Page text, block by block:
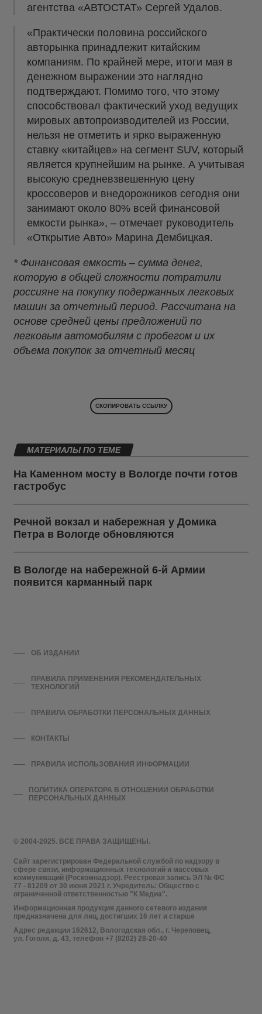
агентства «АВТОСТАТ» Сергей Удалов.
«Практически половина российского
авторынка принадлежит китайским
компаниям. По крайней мере, итоги мая в
денежном выражении это наглядно
подтверждают. Помимо того, что этому
способствовал фактический уход ведущих
мировых автопроизводителей из России,
нельзя не отметить и ярко выраженную
ставку «китайцев» на сегмент SUV, который
является крупнейшим на рынке. А учитывая
высокую средневзвешенную цену
кроссоверов и внедорожников сегодня они
занимают около 80% всей финансовой
емкости рынка», – отмечает руководитель
«Открытие Авто» Марина Дембицкая.
* Финансовая емкость – сумма денег,
которую в общей сложности потратили
россияне на покупку подержанных легковых
машин за отчетный период. Рассчитана на
основе средней цены предложений по
легковым автомобилям с пробегом и их
объема покупок за отчетный месяц
СКОПИРОВАТЬ ССЫЛКУ
МАТЕРИАЛЫ ПО ТЕМЕ
На Каменном мосту в Вологде почти готов
гастробус
Речной вокзал и набережная у Домика
Петра в Вологде обновляются
В Вологде на набережной 6-й Армии
появится карманный парк
© 2004-2025. ВСЕ ПРАВА ЗАЩИЩЕНЫ.
Сайт зарегистрирован Федеральной службой по надзору в
сфере связи, информационных технологий и массовых
коммуникаций (Роскомнадзор). Реестровая запись ЭЛ № ФС
77 - 81209 от 30 июня 2021 г. Учредитель: Общество с
ограниченной ответственностью "К Медиа".
Информационная продукция данного сетевого издания
предназначена для лиц, достигших 16 лет и старше
Адрес редакции 162612, Вологодская обл., г. Череповец,
ул. Гоголя, д. 43, телефон +7 (8202) 28-20-40
ОБ ИЗДАНИИ
ПРАВИЛА ПРИМЕНЕНИЯ РЕКОМЕНДАТЕЛЬНЫХ
ТЕХНОЛОГИЙ
ПРАВИЛА ОБРАБОТКИ ПЕРСОНАЛЬНЫХ ДАННЫХ
КОНТАКТЫ
ПРАВИЛА ИСПОЛЬЗОВАНИЯ ИНФОРМАЦИИ
ПОЛИТИКА ОПЕРАТОРА В ОТНОШЕНИИ ОБРАБОТКИ
ПЕРСОНАЛЬНЫХ ДАННЫХ